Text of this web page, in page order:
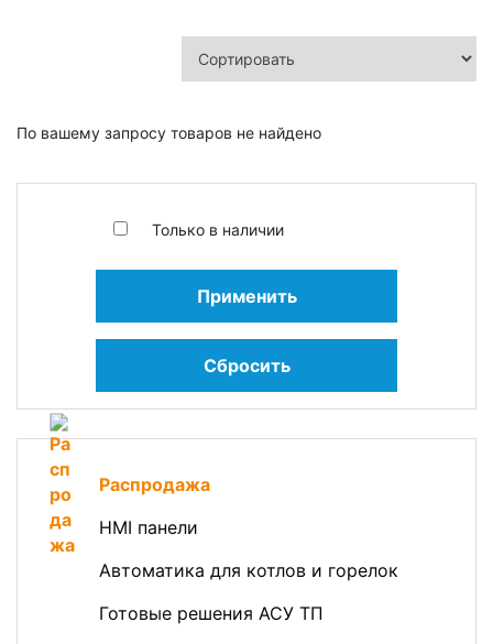
Только в наличии
Применить
Сбросить
Распродажа
HMI панели
Автоматика для котлов и горелок
Готовые решения АСУ ТП
По вашему запросу товаров не найдено